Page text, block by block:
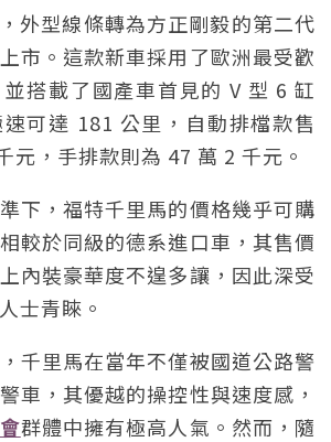
外型線條轉為方正剛毅的第二代
市。這款新車採用了歐洲最受歡
搭載了國產車首見的 V 型 6 缸
可達 181 公里，自動排檔款售
元，手排款則為 47 萬 2 千元。
下，福特千里馬的價格幾乎可購
較於同級的德系進口車，其售價
內裝豪華度不遑多讓，因此深受
士青睞。
千里馬在當年不僅被國道公路警
車，其優越的操控性與速度感，
群體中擁有極高人氣。然而，隨